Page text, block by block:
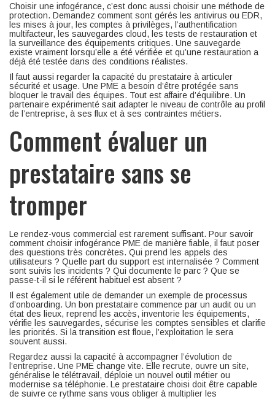
Choisir une infogérance, c’est donc aussi choisir une méthode de
protection. Demandez comment sont gérés les antivirus ou EDR,
les mises à jour, les comptes à privilèges, l’authentification
multifacteur, les sauvegardes cloud, les tests de restauration et
la surveillance des équipements critiques. Une sauvegarde
existe vraiment lorsqu’elle a été vérifiée et qu’une restauration a
déjà été testée dans des conditions réalistes.
Il faut aussi regarder la capacité du prestataire à articuler
sécurité et usage. Une PME a besoin d’être protégée sans
bloquer le travail des équipes. Tout est affaire d’équilibre. Un
partenaire expérimenté sait adapter le niveau de contrôle au profil
de l’entreprise, à ses flux et à ses contraintes métiers.
Comment évaluer un
prestataire sans se
tromper
Le rendez-vous commercial est rarement suffisant. Pour savoir
comment choisir infogérance PME de manière fiable, il faut poser
des questions très concrètes. Qui prend les appels des
utilisateurs ? Quelle part du support est internalisée ? Comment
sont suivis les incidents ? Qui documente le parc ? Que se
passe-t-il si le référent habituel est absent ?
Il est également utile de demander un exemple de processus
d’onboarding. Un bon prestataire commence par un audit ou un
état des lieux, reprend les accès, inventorie les équipements,
vérifie les sauvegardes, sécurise les comptes sensibles et clarifie
les priorités. Si la transition est floue, l’exploitation le sera
souvent aussi.
Regardez aussi la capacité à accompagner l’évolution de
l’entreprise. Une PME change vite. Elle recrute, ouvre un site,
généralise le télétravail, déploie un nouvel outil métier ou
modernise sa téléphonie. Le prestataire choisi doit être capable
de suivre ce rythme sans vous obliger à multiplier les